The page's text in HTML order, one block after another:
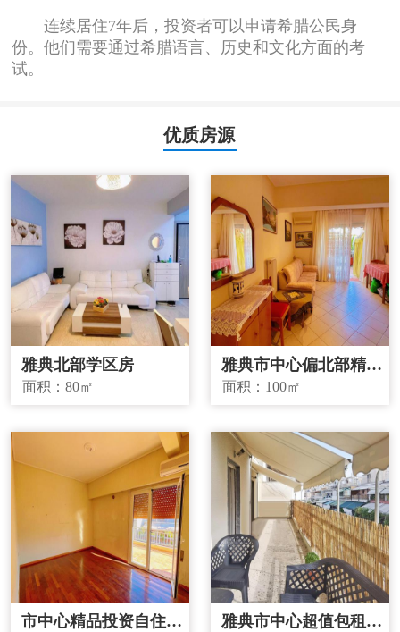
连续居住7年后，投资者可以申请希腊公民身
份。他们需要通过希腊语言、历史和文化方面的考
试。
优质房源
雅典北部学区房
面积：80㎡
雅典市中心偏北部精品
投资房源
面积： 100㎡
市中心精品投资自住两
雅典市中心超值包租房